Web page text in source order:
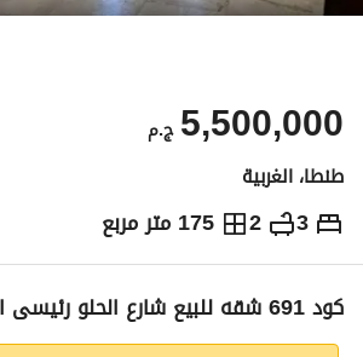
ج.م 5,500,000
طنطا، الغربية
3
2 175 متر مربع ج.م5,500,000
التفاصيل الاتجاهات والمؤشرات كود 691 شقه للبيع شارع الحلو رئيسى الترا سوبر لوكس